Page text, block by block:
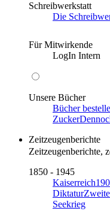
Schreibwerkstatt
Die
Für Mitwirkende
LogIn Intern
Unsere Bücher
Bücher
Zucker
Zeitzeugenberichte
Zeitzeugenberichte,
1850 - 1945
Kaiserreich
Diktatur
Seekrieg